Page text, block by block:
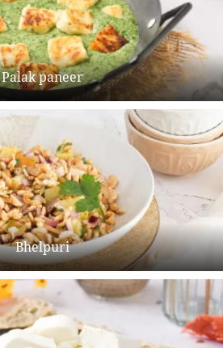
Palak paneer
Bhelpuri